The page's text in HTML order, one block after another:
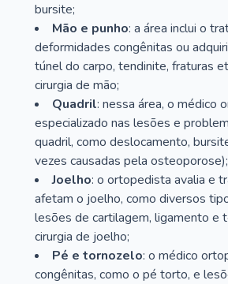
bursite;
Mão e punho: a área inclui o
deformidades congênitas ou
túnel do carpo, tendinite, fraturas
cirurgia de mão;
Quadril: nessa área, o médico
especializado nas lesões e
quadril, como deslocamento,
vezes causadas pela osteoporose);
Joelho: o ortopedista avalia e
afetam o joelho, como diversos
lesões de cartilagem, ligamento e
cirurgia de joelho;
Pé e tornozelo: o médico
congênitas, como o pé torto, e